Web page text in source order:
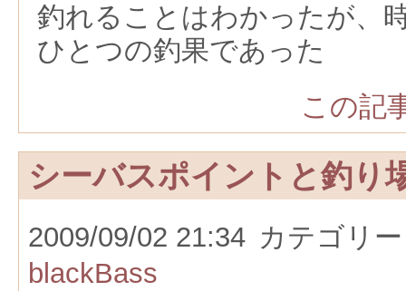
釣れることはわかったが、
ひとつの釣果であった
この記
シーバスポイントと釣り
2009/09/02 21:34 カテゴリ
blackBass